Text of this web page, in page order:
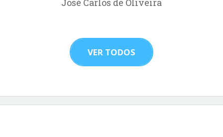
José Carlos de Oliveira
VER TODOS